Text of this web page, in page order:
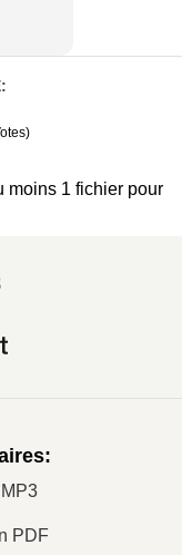
:
)
moins 1 fichier pour
:
PDF